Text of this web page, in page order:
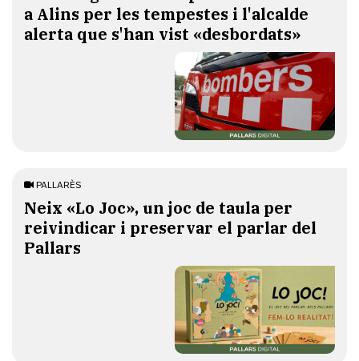
a Alins per les tempestes i l'alcalde
alerta que s'han vist «desbordats»
PALLARÈS
​Neix «Lo Joc», un joc de taula per
reivindicar i preservar el parlar del
Pallars